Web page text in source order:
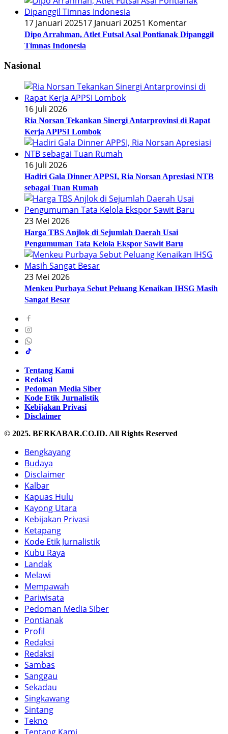
17 Januari 202517 Januari 20251 Komentar
Dipo Arrahman, Atlet Futsal Asal Pontianak Dipanggil
Timnas Indonesia
Nasional
16 Juli 2026
Ria Norsan Tekankan Sinergi Antarprovinsi di Rapat
Kerja APPSI Lombok
16 Juli 2026
Hadiri Gala Dinner APPSI, Ria Norsan Apresiasi NTB
sebagai Tuan Rumah
23 Mei 2026
Harga TBS Anjlok di Sejumlah Daerah Usai
Pengumuman Tata Kelola Ekspor Sawit Baru
23 Mei 2026
Menkeu Purbaya Sebut Peluang Kenaikan IHSG Masih
Sangat Besar
Tentang Kami
Redaksi
Pedoman Media Siber
Kode Etik Jurnalistik
Kebijakan Privasi
Disclaimer
© 2025. BERKABAR.CO.ID. All Rights Reserved
Bengkayang
Budaya
Disclaimer
Kalbar
Kapuas Hulu
Kayong Utara
Kebijakan Privasi
Ketapang
Kode Etik Jurnalistik
Kubu Raya
Landak
Melawi
Mempawah
Pariwisata
Pedoman Media Siber
Pontianak
Profil
Redaksi
Redaksi
Sambas
Sanggau
Sekadau
Singkawang
Sintang
Tekno